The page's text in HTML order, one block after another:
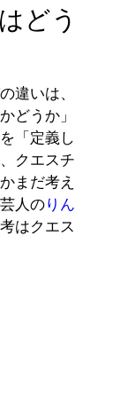
どう
違いは、
どうか」
「定義し
クエスチ
まだ考え
人のりん
はクエス